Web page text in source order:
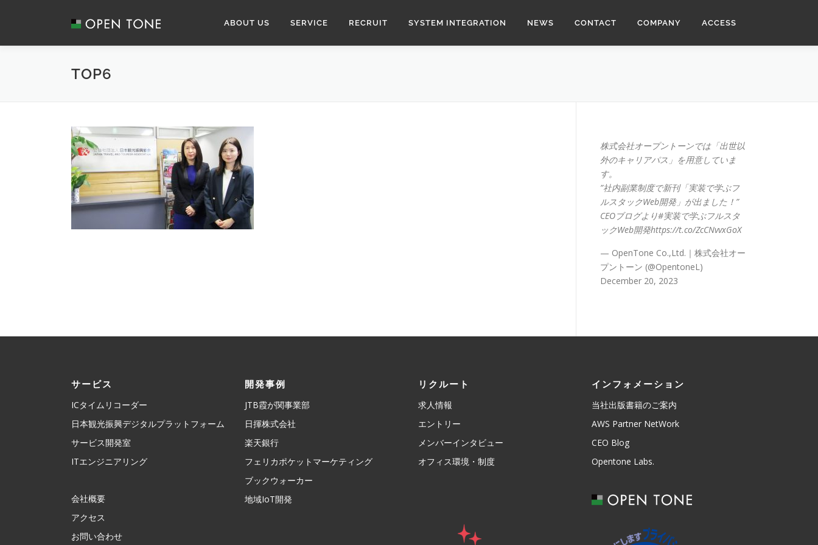
ABOUT US SERVICE RECRUIT SYSTEM INTEGRATION NEWS CONTACT COMPANY ACCESS
TOP6
株式会社オープントーンでは「出世以
外のキャリアパス」を用意していま
す。
”社内副業制度で新刊「実装で学ぶフ
ルスタックWeb開発」が出ました！”
CEOブログより#実装で学ぶフルスタ
ックWeb開発https://t.co/ZcCNvvxGoX
— OpenTone Co.,Ltd.｜株式会社オー
プントーン (@OpentoneL)
December 20, 2023
サービス
ICタイムリコーダー
日本観光振興デジタルプラットフォーム
サービス開発室
ITエンジニアリング
会社概要
アクセス
お問い合わせ
開発事例
JTB霞が関事業部
日揮株式会社
楽天銀行
フェリカポケットマーケティング
ブックウォーカー
地域IoT開発
リクルート
求人情報
エントリー
メンバーインタビュー
オフィス環境・制度
インフォメーション
当社出版書籍のご案内
AWS Partner NetWork
CEO Blog
Opentone Labs.